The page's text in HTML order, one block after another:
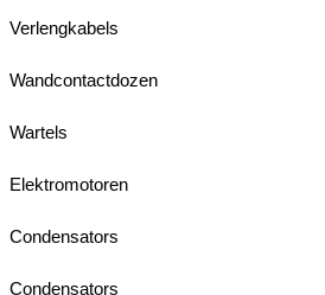
Verlengkabels
Wandcontactdozen
Wartels
Elektromotoren
Condensators
Condensators